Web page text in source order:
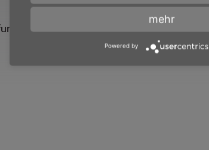
am Main
mehr
Powered by